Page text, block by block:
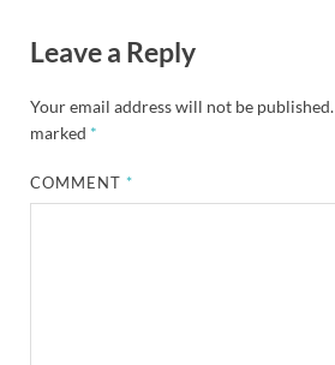
Leave a Reply
Your email address will not be published.
marked *
COMMENT*